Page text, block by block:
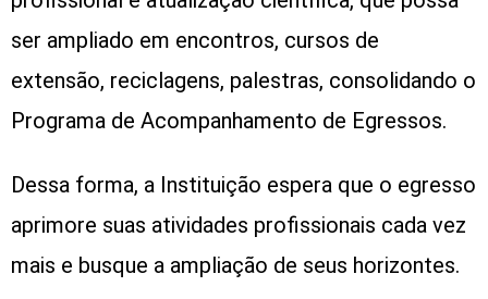
ser ampliado em encontros, cursos de
extensão, reciclagens, palestras, consolidando o
Programa de Acompanhamento de Egressos.
Dessa forma, a Instituição espera que o egresso
aprimore suas atividades profissionais cada vez
mais e busque a ampliação de seus horizontes.